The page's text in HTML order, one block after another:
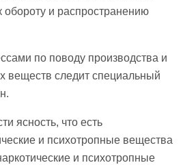
и распространению
по поводу производства и
веществ следит специальный
ясность, что есть
и психотропные вещества
и психотропные